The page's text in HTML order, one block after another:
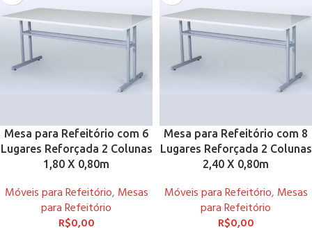
Mesa para Refeitório com 6
Lugares Reforçada 2 Colunas
1,80 X 0,80m
Móveis para Refeitório, Mesas
para Refeitório
R$0,00
Mesa para Refeitório com 8
Lugares Reforçada 2 Colunas
2,40 X 0,80m
Móveis para Refeitório, Mesas
para Refeitório
R$0,00